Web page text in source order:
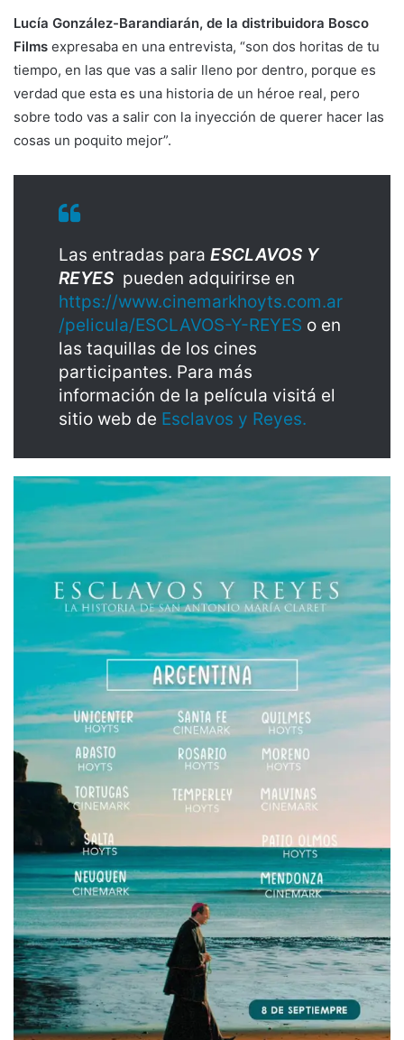
Lucía González-Barandiarán, de la distribuidora Bosco
Films expresaba en una entrevista, “son dos horitas de tu
tiempo, en las que vas a salir lleno por dentro, porque es
verdad que esta es una historia de un héroe real, pero
sobre todo vas a salir con la inyección de querer hacer las
cosas un poquito mejor”.
Las entradas para ESCLAVOS Y
REYES pueden adquirirse en
https://www.cinemarkhoyts.com.ar
/pelicula/ESCLAVOS-Y-REYES o en
las taquillas de los cines
participantes. Para más
información de la película visitá el
sitio web de Esclavos y Reyes.